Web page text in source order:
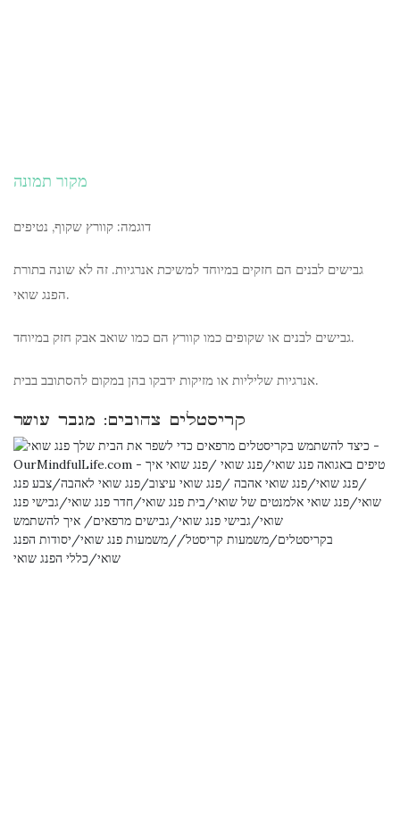
מקור תמונה
דוגמה: קוורץ שקוף, נטיפים
גבישים לבנים הם חזקים במיוחד למשיכת אנרגיות. זה לא שונה בתורת
הפנג שואי.
גבישים לבנים או שקופים כמו קוורץ הם כמו שואב אבק חזק במיוחד.
אנרגיות שליליות או מזיקות ידבקו בהן במקום להסתובב בבית.
קריסטלים צהובים: מגבר עושר